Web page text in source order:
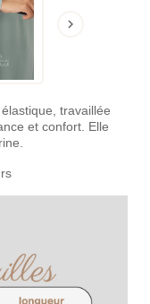

travaillée
et confort. Elle